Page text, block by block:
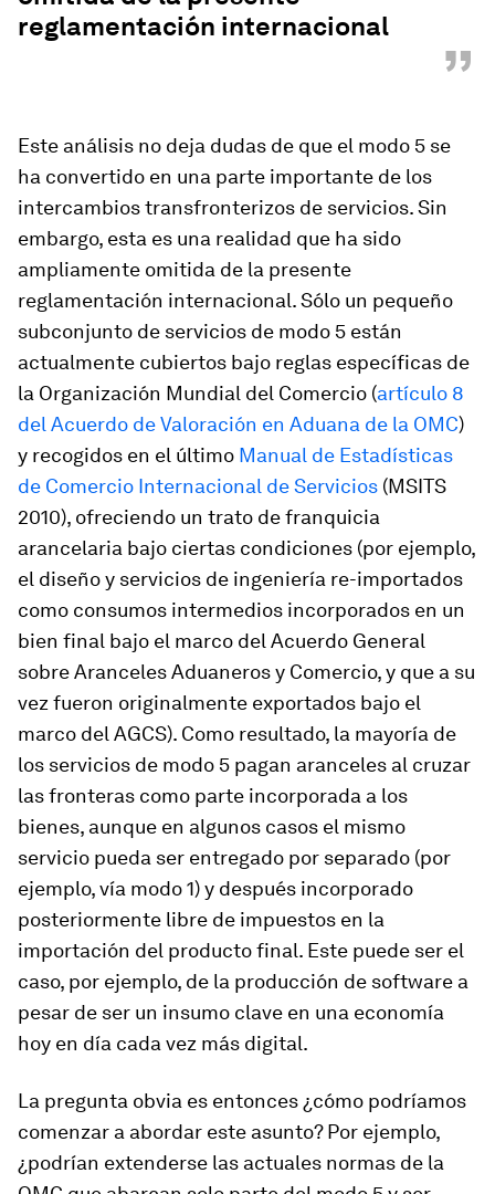
reglamentación internacional
”
Este análisis no deja dudas de que el modo 5 se
ha convertido en una parte importante de los
intercambios transfronterizos de servicios. Sin
embargo, esta es una realidad que ha sido
ampliamente omitida de la presente
reglamentación internacional. Sólo un pequeño
subconjunto de servicios de modo 5 están
actualmente cubiertos bajo reglas específicas de
la Organización Mundial del Comercio (artículo 8
del Acuerdo de Valoración en Aduana de la OMC)
y recogidos en el último Manual de Estadísticas
de Comercio Internacional de Servicios (MSITS
2010), ofreciendo un trato de franquicia
arancelaria bajo ciertas condiciones (por ejemplo,
el diseño y servicios de ingeniería re-importados
como consumos intermedios incorporados en un
bien final bajo el marco del Acuerdo General
sobre Aranceles Aduaneros y Comercio, y que a su
vez fueron originalmente exportados bajo el
marco del AGCS). Como resultado, la mayoría de
los servicios de modo 5 pagan aranceles al cruzar
las fronteras como parte incorporada a los
bienes, aunque en algunos casos el mismo
servicio pueda ser entregado por separado (por
ejemplo, vía modo 1) y después incorporado
posteriormente libre de impuestos en la
importación del producto final. Este puede ser el
caso, por ejemplo, de la producción de software a
pesar de ser un insumo clave en una economía
hoy en día cada vez más digital.
La pregunta obvia es entonces ¿cómo podríamos
comenzar a abordar este asunto? Por ejemplo,
¿podrían extenderse las actuales normas de la